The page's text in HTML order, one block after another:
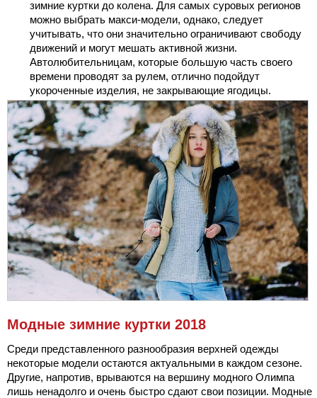
зимние куртки до колена. Для самых суровых регионов
можно выбрать макси-модели, однако, следует
учитывать, что они значительно ограничивают свободу
движений и могут мешать активной жизни.
Автолюбительницам, которые большую часть своего
времени проводят за рулем, отлично подойдут
укороченные изделия, не закрывающие ягодицы.
Модные зимние куртки 2018
Среди представленного разнообразия верхней одежды
некоторые модели остаются актуальными в каждом сезоне.
Другие, напротив, врываются на вершину модного Олимпа
лишь ненадолго и очень быстро сдают свои позиции. Модные